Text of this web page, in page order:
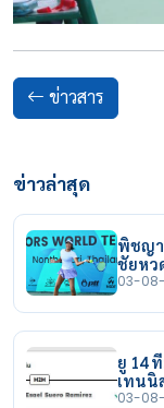
ข่าวสาร
ข่าวล่าสุด
พิชญา
ชัยหว
03-
ยู 14
เทนนิ
03-